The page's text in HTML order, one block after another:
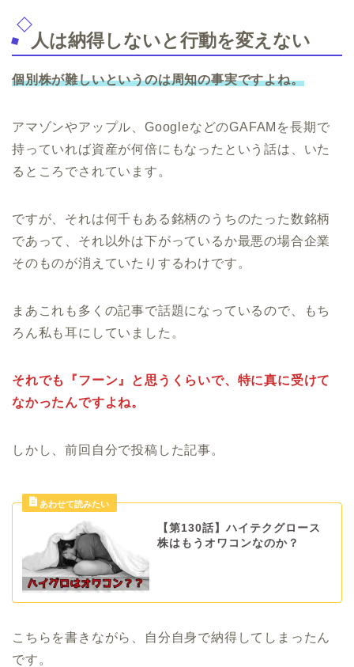
人は納得しないと行動を変えない
個別株が難しいというのは周知の事実ですよね。
アマゾンやアップル、GoogleなどのGAFAMを長期で
持っていれば資産が何倍にもなったという話は、いた
るところでされています。
ですが、それは何千もある銘柄のうちのたった数銘柄
であって、それ以外は下がっているか最悪の場合企業
そのものが消えていたりするわけです。
まあこれも多くの記事で話題になっているので、もち
ろん私も耳にしていました。
それでも『フーン』と思うくらいで、特に真に受けて
なかったんですよね。
しかし、前回自分で投稿した記事。
【第130話】ハイテクグロース
株はもうオワコンなのか？
こちらを書きながら、自分自身で納得してしまったん
です。